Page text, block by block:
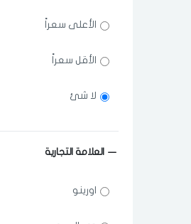
الأعلى سعراً
الأقل سعراً
لا شئ
العلامة التجارية
اورينو